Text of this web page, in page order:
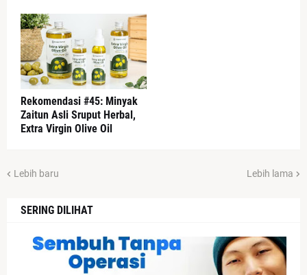
Rekomendasi #45: Minyak
Zaitun Asli Sruput Herbal,
Extra Virgin Olive Oil
Lebih baru Lebih lama
SERING DILIHAT